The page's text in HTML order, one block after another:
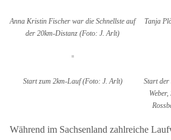
Anna Kristin Fischer war die Schnellste auf
der 20km-Distanz (Foto: J. Arlt)
Tanja
Start zum 2km-Lauf (Foto: J. Arlt)
Start der
Während im Sachsenland zahlreiche